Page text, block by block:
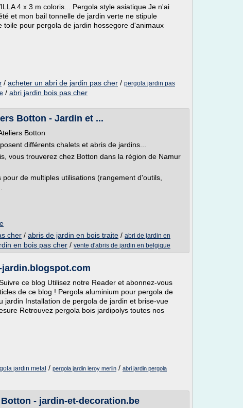
4 x 3 m coloris... Pergola style asiatique Je n'ai
et mon bail tonnelle de jardin verte ne stipule
pour pergola de jardin hossegore d'animaux
/ acheter un abri de jardin pas cher / pergola jardin pas
/ abri jardin bois pas cher
Botton - Jardin et ...
Botton
différents chalets et abris de jardins...
vous trouverez chez Botton dans la région de Namur
de multiples utilisations (rangement d'outils,
cher / abris de jardin en bois traite / abri de jardin en
en bois pas cher / vente d'abris de jardin en belgique
ce blog Utilisez notre Reader et abonnez-vous
de ce blog ! Pergola aluminium pour pergola de
jardin Installation de pergola de jardin et brise-vue
Retrouvez pergola bois jardipolys toutes nos
jardin metal / pergola jardin leroy merlin / abri jardin pergola
- jardin-et-decoration.be